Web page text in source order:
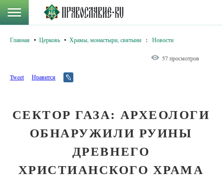
Главная Церковь Храмы, монастыри, святыни : Новости
57 просмотров
Tweet Нравится
СЕКТОР ГАЗА: АРХЕОЛОГИ
ОБНАРУЖИЛИ РУИНЫ
ДРЕВНЕГО
ХРИСТИАНСКОГО ХРАМА